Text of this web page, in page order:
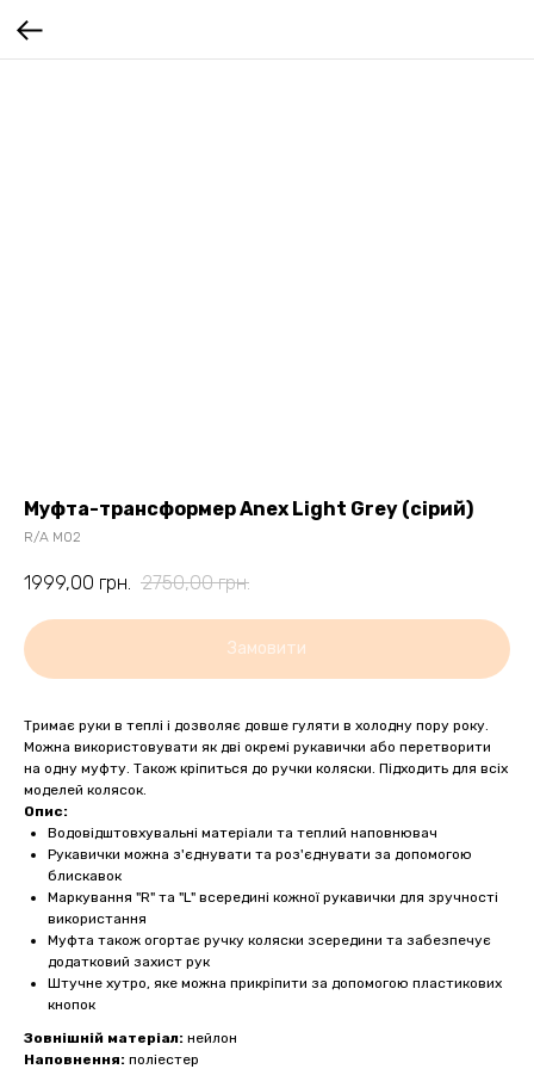
Муфта-трансформер Anex Light Grey (сірий)
R/A M02
1999,00 грн. 2750,00 грн.
Замовити
Тримає руки в теплі і дозволяє довше гуляти в холодну пору року.
Можна використовувати як дві окремі рукавички або перетворити
на одну муфту. Також кріпиться до ручки коляски. Підходить для всіх
моделей колясок.
Опис:
Водовідштовхувальні матеріали та теплий наповнювач
Рукавички можна з'єднувати та роз'єднувати за допомогою
блискавок
Маркування "R" та "L" всередині кожної рукавички для зручності
використання
Муфта також огортає ручку коляски зсередини та забезпечує
додатковий захист рук
Штучне хутро, яке можна прикріпити за допомогою пластикових
кнопок
Зовнішній матеріал: нейлон
Наповнення: поліестер